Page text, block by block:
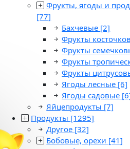
Фрукты, ягоды и
[77]
Бахчевые [2]
Фрукты
Фрукты
Фрукты
Фрукты
Ягоды лесные [6]
Ягоды садовые
Яйцепродукты [7]
Продукты [1295]
Другое [32]
Бобовые, орехи [41]